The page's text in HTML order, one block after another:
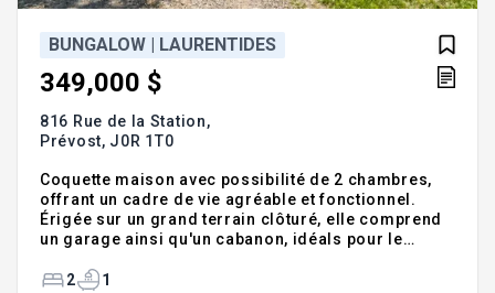
BUNGALOW | LAURENTIDES
349,000 $
816 Rue de la Station,
Prévost, J0R 1T0
Coquette maison avec possibilité de 2 chambres,
offrant un cadre de vie agréable et fonctionnel.
Érigée sur un grand terrain clôturé, elle comprend
un garage ainsi qu'un cabanon, idéals pour le
Petit Train du Nord, cette propriété est parfaite pour
2 1